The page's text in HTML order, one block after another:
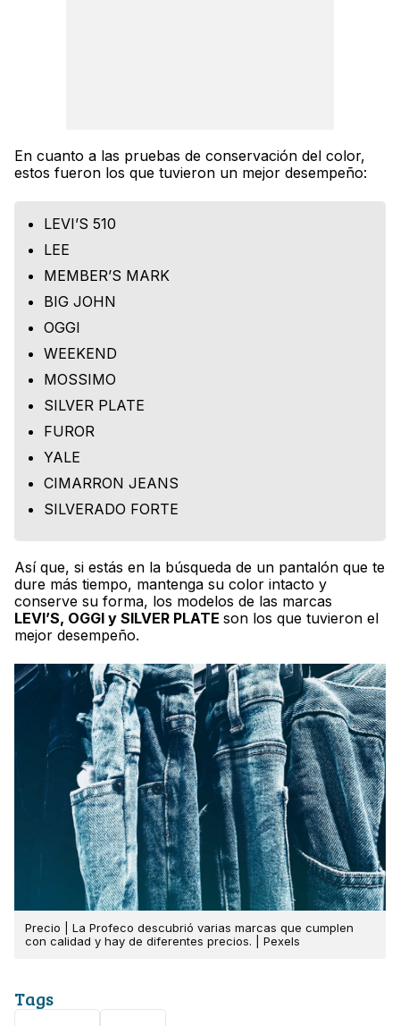
En cuanto a las pruebas de conservación del color,
estos fueron los que tuvieron un mejor desempeño:
LEVI’S 510
LEE
MEMBER’S MARK
BIG JOHN
OGGI
WEEKEND
MOSSIMO
SILVER PLATE
FUROR
YALE
CIMARRON JEANS
SILVERADO FORTE
Así que, si estás en la búsqueda de un pantalón que te
dure más tiempo, mantenga su color intacto y
conserve su forma, los modelos de las marcas
LEVI’S, OGGI y SILVER PLATE son los que tuvieron el
mejor desempeño.
Precio | La Profeco descubrió varias marcas que cumplen
con calidad y hay de diferentes precios. | Pexels
Tags